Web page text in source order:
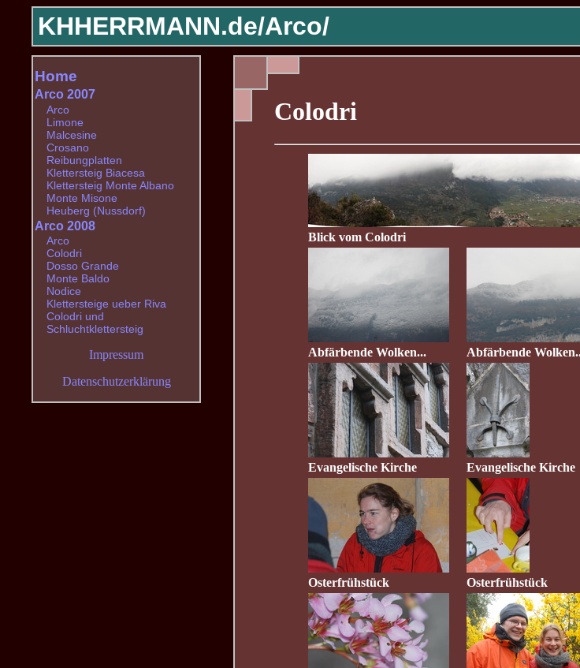
KHHERRMANN.de/Arco/
Colodri
Blick vom Colodri
Abfärbende Wolken... Abfärbende
Evangelische Kirche Evangelische Kirche
Osterfrühstück Osterfrühstück
Home
Arco 2007
Arco
Limone
Malcesine
Crosano
Reibungplatten
Klettersteig Biacesa
Klettersteig Monte Albano
Monte Misone
Heuberg (Nussdorf)
Arco 2008
Arco
Colodri
Dosso Grande
Monte Baldo
Nodice
Klettersteige ueber Riva
Colodri und
Schluchtklettersteig
Impressum
Datenschutzerklärung